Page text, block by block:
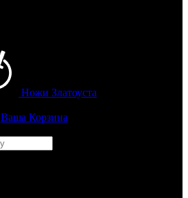
Ножи Златоуста
Ваша Корзина